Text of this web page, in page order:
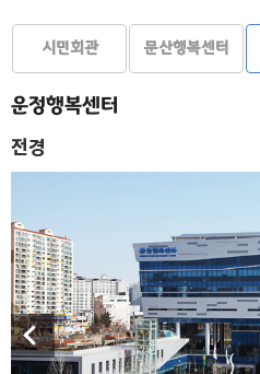
시민회관 문산행복센터
운정행복센터
전경